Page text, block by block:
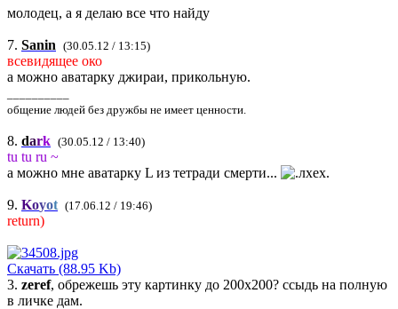
молодец, а я делаю все что найду
7. Sanin (30.05.12 / 13:15)
всевидящее око
а можно аватарку джираи, прикольную.
общение людей без дружбы не имеет ценности.
8. dark (30.05.12 / 13:40)
tu tu ru ~
а можно мне аватарку L из тетради смерти...
9. Koyot (17.06.12 / 19:46)
return)
Скачать (88.95 Kb)
3. zeref, обрежешь эту картинку до 200х200? ссыдь на полную
в личке дам.